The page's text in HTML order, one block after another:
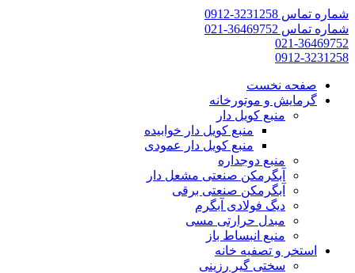
شماره تماس 3231258-0912
شماره تماس 36469752-021
021-36469752
0912-3231258
صفحه نخست
گرمایش و موتورخانه
منبع کویل دار
منبع کویل دار خوابیده
منبع کویل دار عمودی
منبع دوجداره
آبگرمکن صنعتی مشعل دار
آبگرمکن صنعتی برقی
دیگ فولادی آبگرم
مبدل حرارتی مسی
منبع انبساط باز
استخر و تصفیه خانه
سختی گیر رزینی